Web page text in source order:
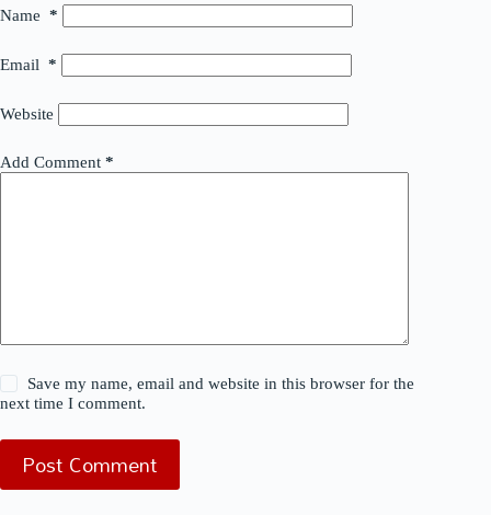
Name *
Email *
Website
Add Comment *
Save my name, email and website in this browser for the
next time I comment.
Post Comment